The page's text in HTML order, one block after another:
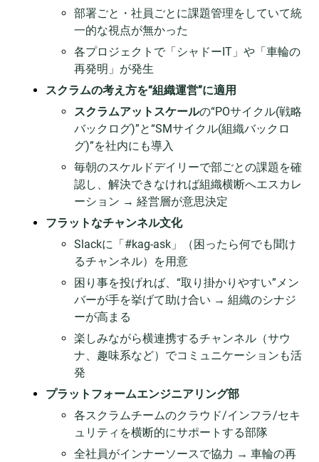
部署ごと・社員ごとに課題管理をしていて統
一的な視点が無かった
各プロジェクトで「シャドーIT」や「車輪の
再発明」が発生
スクラムの考え方を“組織運営”に適用
スクラムアットスケールの“POサイクル(戦略
バックログ)”と“SMサイクル(組織バックロ
グ)”を社内にも導入
毎朝のスケルドデイリーで部ごとの課題を確
認し、解決できなければ組織横断へエスカレ
ーション → 経営層が意思決定
フラットなチャンネル文化
Slackに「#kag-ask」（困ったら何でも聞け
るチャンネル）を用意
困り事を投げれば、“取り掛かりやすい”メン
バーが手を挙げて助け合い → 組織のシナジ
ーが高まる
楽しみながら横連携するチャンネル（サウ
ナ、趣味系など）でコミュニケーションも活
発
プラットフォームエンジニアリング部
各スクラムチームのクラウド/インフラ/セキ
ュリティを横断的にサポートする部隊
全社員がインナーソースで協力 → 車輪の再